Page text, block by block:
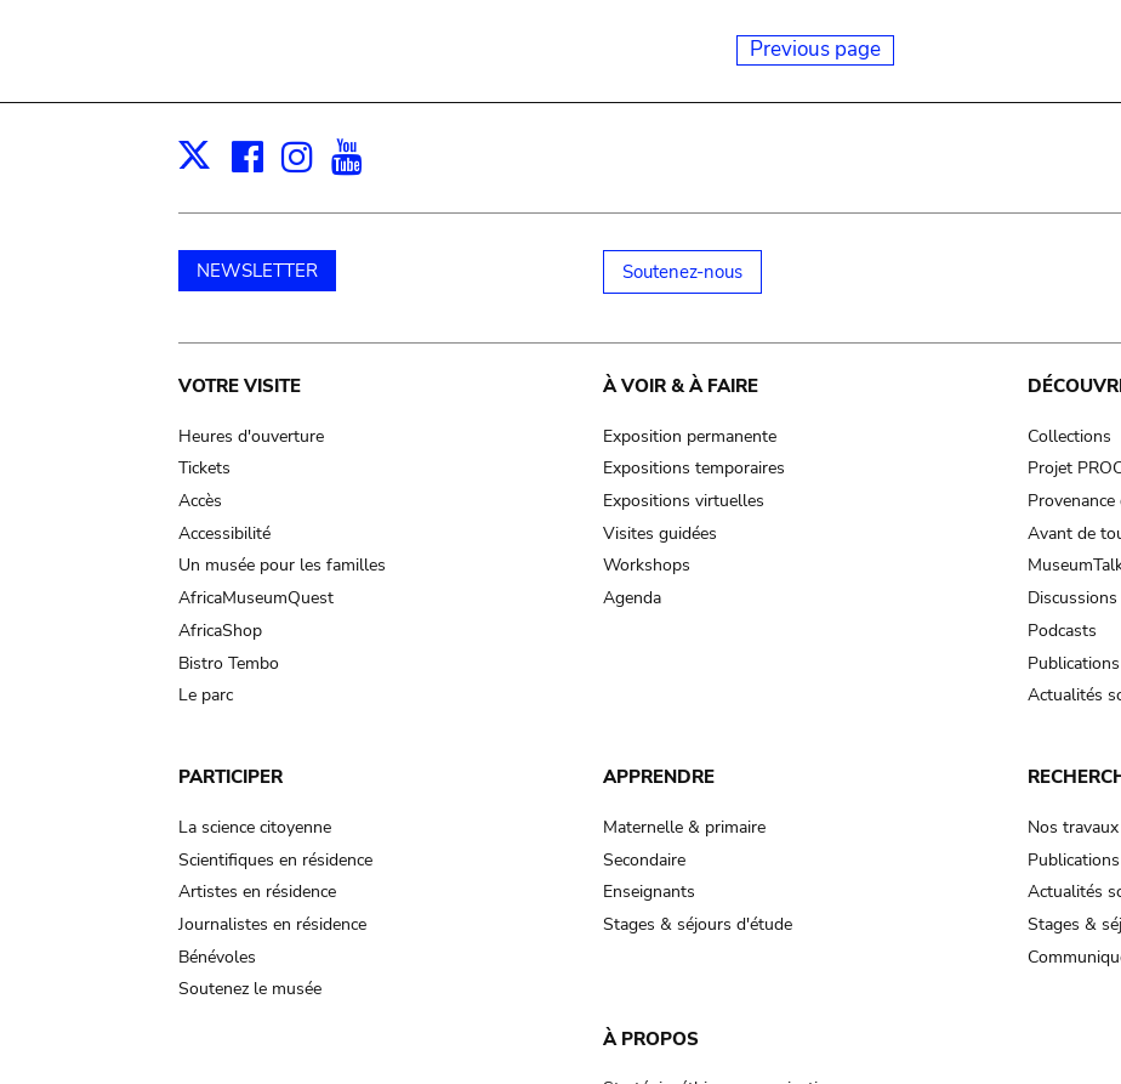
Previous page
X Facebook
Instagram
NEWSLETTER Soutenez-nous
Main
navigation
VOTRE VISITE
Heures d'ouverture
Tickets
Accès
Accessibilité
Un musée pour les familles
AfricaMuseumQuest
AfricaShop
Bistro Tembo
Le parc
À VOIR & À FAIRE
Exposition permanente
Expositions temporaires
Expositions virtuelles
Visites guidées
Workshops
Agenda
Collections
Projet
Avant de
Podcasts
Publications
Actualités
PARTICIPER
La science citoyenne
Scientifiques en résidence
Artistes en résidence
Journalistes en résidence
Bénévoles
Soutenez le musée
APPRENDRE
Maternelle & primaire
Secondaire
Enseignants
Stages & séjours d'étude
Nos
Publications
Actualités
Stages &
À PROPOS